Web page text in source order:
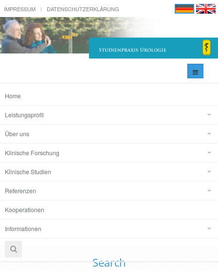
IMPRESSUM DATENSCHUTZERKLÄRUNG
Home
Leistungsprofil
Über uns
Klinische Forschung
Klinische Studien
Referenzen
Kooperationen
Informationen
Search